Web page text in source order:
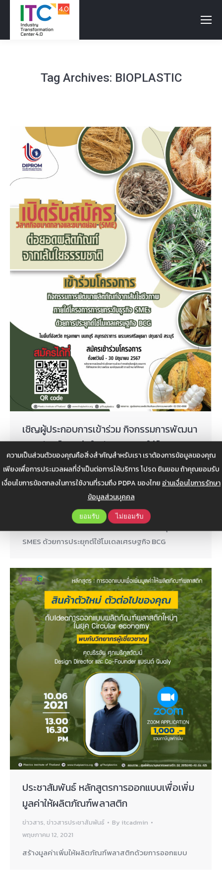
ความเป็นส่วนตัวของคุณคือสิ่งสำคัญสำหรับเรา เราต้องการข้อมูลของคุณ
เพียงเพื่อการประมวลผลที่จำเป็นต่อการให้บริการ โปรด ยินยอม ถ้าคุณยอมรับ
เงื่อนไขการข้อตกลงในการใช้งานที่รวมถึง PDPA ของไทย อ่านเงื่อนไขการรักษา
ข้อมูลส่วนบุคคล
ยอมรับ ไม่ยอมรับ
Tag Archives: BIOPLASTIC
เชิญผู้ประกอบการเข้าร่วม กิจกรรมการพัฒนา
ผลิตภัณฑ์จากเส้นใยชีวภาพ ภายใต้โครงการ
การยกระดับธุรกิจ SMES ด้วยการประยุกต์ใช้
โมเดลเศรษฐกิจ BCG
ByWeb Admin
เชิญผู้ประกอบการเข้าร่วม กิจกรรมการพัฒนาผลิตภัณฑ์
จากเส้นใยชีวภาพ ภายใต้โครงการการยกระดับธุรกิจ
SMES ด้วยการประยุกต์ใช้โมเดลเศรษฐกิจ BCG
ประชาสัมพันธ์ หลักสูตรการออกแบบเพื่อเพิ่ม
มูลค่าให้ผลิตภัณฑ์พลาสติก
ข่าวสาร, ข่าวสารประชาสัมพันธ์ By itcadmin
พฤษภาคม 12, 2021
สร้างมูลค่าเพิ่มให้ผลิตภัณฑ์พลาสติกด้วยการออกแบบ